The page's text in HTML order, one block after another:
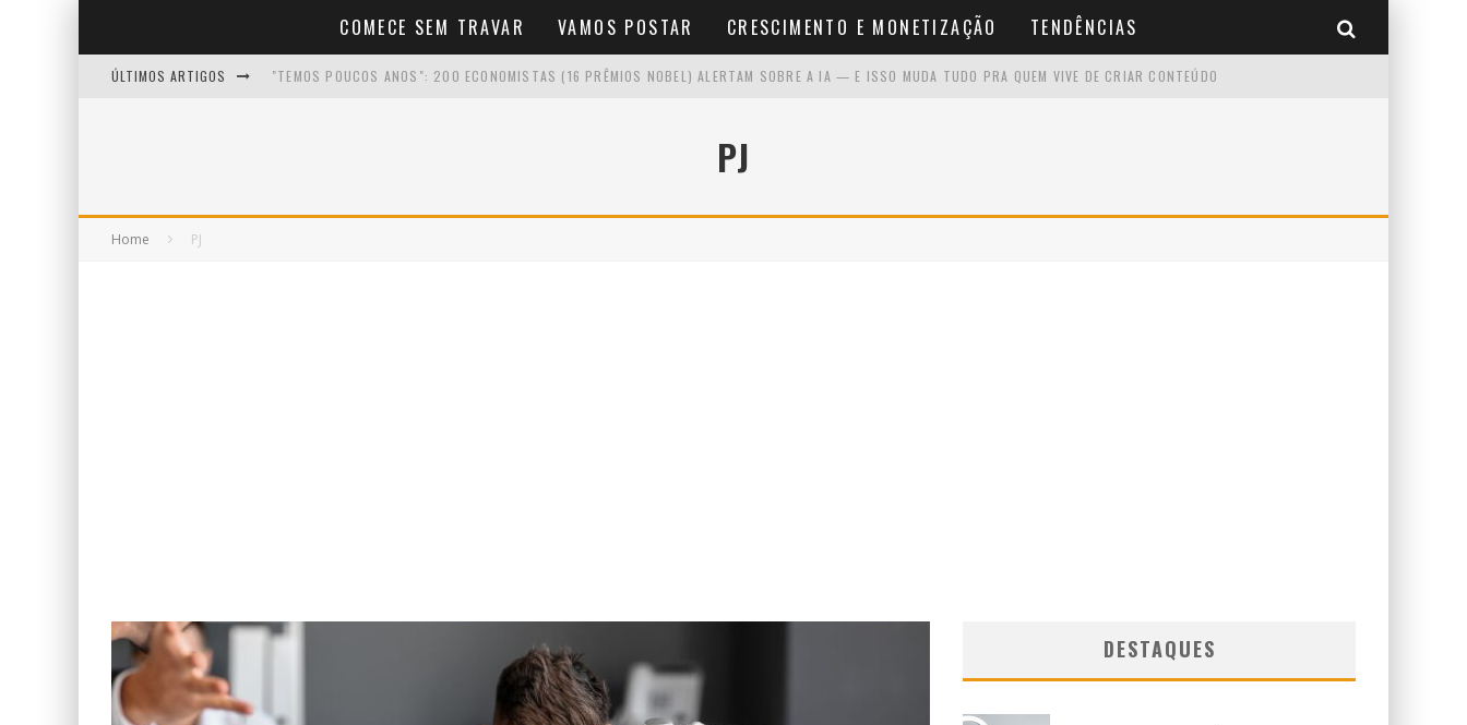
COMECE SEM TRAVAR VAMOS POSTAR CRESCIMENTO E MONETIZAÇÃO TENDÊNCIAS
ÚLTIMOS ARTIGOS "TEMOS POUCOS ANOS": 200 ECONOMISTAS (16 PRÊMIOS NOBEL) ALERTAM SOBRE A IA — E ISSO MUDA TUDO PRA QUEM VIVE DE CRIAR CONTEÚDO
PJ
Home PJ
DESTAQUES